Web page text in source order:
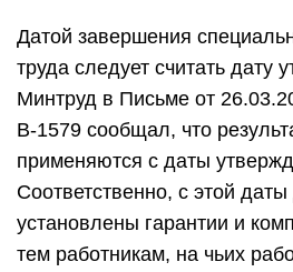
Датой завершения
труда следует считать дату
Минтруд в Письме от
В-1579 сообщал, что
применяются с даты
Соответственно, с этой
установлены гарантии и
тем работникам, на чьих